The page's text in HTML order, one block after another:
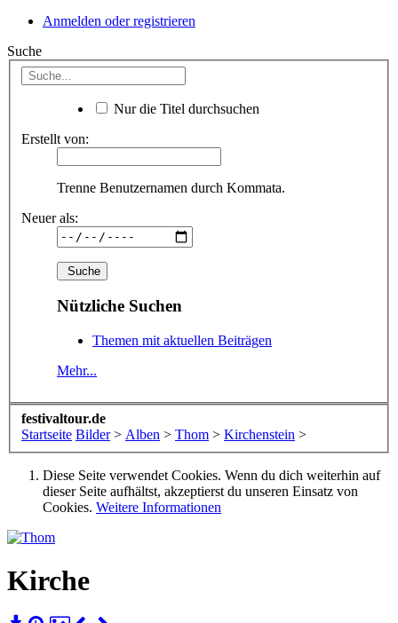
Anmelden oder registrieren
Suche
Nur die Titel durchsuchen
Erstellt von:
Trenne Benutzernamen durch Kommata.
Neuer als:
Nützliche Suchen
Themen mit aktuellen Beiträgen
Mehr...
festivaltour.de
Startseite Bilder > Alben > Thom > Kirchenstein >
Diese Seite verwendet Cookies. Wenn du dich weiterhin auf
dieser Seite aufhältst, akzeptierst du unseren Einsatz von
Cookies. Weitere Informationen
Kirche